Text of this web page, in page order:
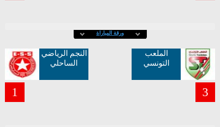
ورقة المباراة
الملعب
التونسي
3
النجم الرياضي
الساحلي
1